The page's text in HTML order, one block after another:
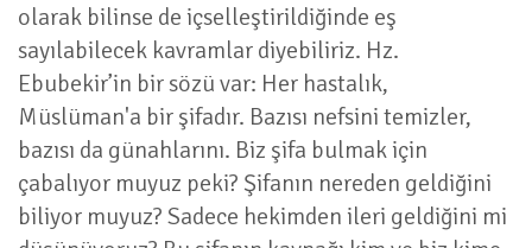
olarak bilinse de içselleştirildiğinde eş
sayılabilecek kavramlar diyebiliriz. Hz.
Ebubekir’in bir sözü var: Her hastalık,
Müslüman'a bir şifadır. Bazısı nefsini temizler,
bazısı da günahlarını. Biz şifa bulmak için
çabalıyor muyuz peki? Şifanın nereden geldiğini
biliyor muyuz? Sadece hekimden ileri geldiğini mi